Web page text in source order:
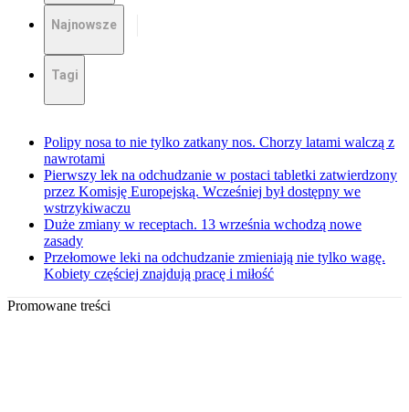
Najnowsze
Tagi
Polipy nosa to nie tylko zatkany nos. Chorzy latami walczą z
nawrotami
Pierwszy lek na odchudzanie w postaci tabletki zatwierdzony
przez Komisję Europejską. Wcześniej był dostępny we
wstrzykiwaczu
Duże zmiany w receptach. 13 września wchodzą nowe
zasady
Przełomowe leki na odchudzanie zmieniają nie tylko wagę.
Kobiety częściej znajdują pracę i miłość
Promowane treści